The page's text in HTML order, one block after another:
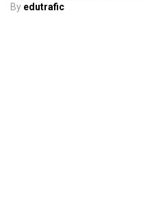
By edutrafic